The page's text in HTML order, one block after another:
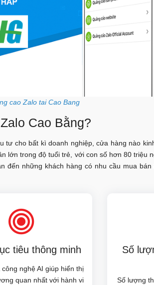
cao Zalo tai Cao Bang
Cao Bằng?
cho bất kì doanh nghiệp, cửa hàng nào
lớn trong độ tuổi trẻ, với con số hơn 80 triệu
đến những khách hàng có nhu cầu mua
tiêu thông minh
nghệ AI giúp hiển thị
quan nhất với hành vi
Số
Số lượng